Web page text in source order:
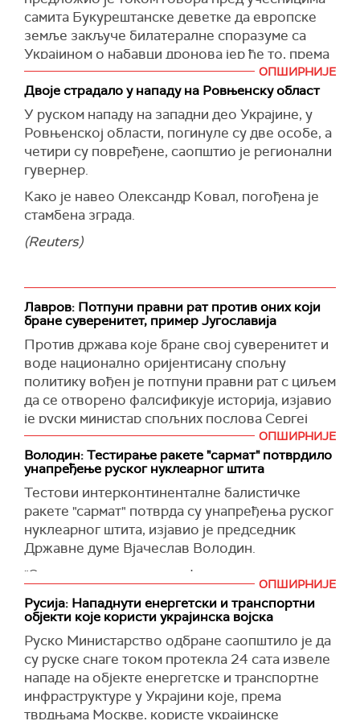
(Танјуг)
Лавовској, Тернопољској, Ивано-Франковској
и Виничкој области, док су украјински
званичници навели да је у ваздушном
простору Виничке области регистровано око
80 беспилотних летелица.
Експлозије су одјекнуле и у Кијеву и Одеси,
где су остаци оборених дронова изазвали
пожаре и оштетили стамбене објекте,
саопштиле су локалне власти.
Украјински званичници оценили су да је реч о
једном од највећих руских ваздушних напада
од почетка рата, док је војска упозорила да би
напади могли да се наставе и током дана.
самита Букурештанске деветке да европске
земље закључе билатералне споразуме са
Украјином о набавци дронова јер ће то, према
његовим речима, значајно ојачати безбедност
континента.
"Верујем да су нам свима потребни
билатерални споразуми о дроновима који ће
помоћи у интеграцији сваког дела националне
одбране како бисмо могли да одговоримо на
модерне претње, користећи европске
производне капацитете и украјинску
стручност која је доказана у стварној одбрани
током правог рата", рекао је Зеленски.
предложио споразум о дроновима, али, према
његовом мишљењу, овај систем би требало
развијати и на нивоу европских институција и
на нивоу земаља.
Укринформ )
ОПШИРНИЈЕ
Двоје страдало у нападу на Рoвњенску област
У руском нападу на западни део Украјине, у
Рoвњенској области, погинуле су две особе, а
четири су повређене, саопштио је регионални
гувернер.
Како је навео Олександр Ковал, погођена је
стамбена зграда.
(Reuters)
Лавров: Потпуни правни рат против оних који
бране суверенитет, пример Југославија
Против држава које бране свој суверенитет и
воде национално оријентисану спољну
политику вођен је потпуни правни рат с циљем
да се отворено фалсификује историја, изјавио
је руски министар спољних послова Сергеј
Лавров, а као пример је навео бомбардовање
Југославије.
Он је то рекао обраћајући се учесницима
Другог међународног правног форума
Заједнице независних држава (ЗНД), преноси
Тас.
воде национално оријентисану домаћу и
спољну политику, вођен је потпуни правни рат
с циљем да се отворено фалсификује историја.
Довољно је сетити се бомбардовања
Југославије и агресије на Ирак и Либију",
рекао је Лавров.
Према речима шефа руске дипломатије, током
ОПШИРНИЈЕ
Володин: Тестирање ракете "сармат" потврдило
унапређење руског нуклеарног штита
Тестови интерконтиненталне балистичке
ракете "сармат" потврда су унапређења руског
нуклеарног штита, изјавио је председник
Државне думе Вјачеслав Володин.
"Ова ракета нема равне. Јучерашњи тестови су
унапређује", објавио је Володин на веб-сајту
Државне думе, преноси
Тас
Сергеј Каракајев, командант Стратешких
ракетних снага, 12. маја је обавестио руског
председника Владимира Путина о успешном
лансирању ракете "сармат".
ОПШИРНИЈЕ
Русија: Нападнути енергетски и транспортни
објекти које користи украјинска војска
Руско Министарство одбране саопштило је да
су руске снаге током протекла 24 сата извеле
нападе на објекте енергетске и транспортне
инфраструктуре у Украјини које, према
тврдњама Москве, користе украјинске